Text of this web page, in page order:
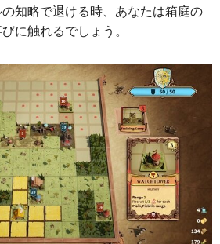
知略で退ける時、あなたは箱庭の
に触れるでしょう。